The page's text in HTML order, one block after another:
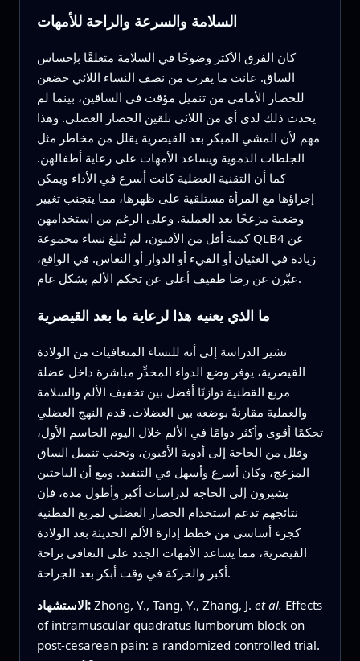
السلامة والسرعة والراحة للأمهات
كان الفرق الأكثر وضوحًا في السلامة متعلقًا بإحساس
الساق. عانت ما يقرب من نصف النساء اللائي خضعن
للحصار الأمامي من تنميل مؤقت في الساقين، بينما لم
يحدث ذلك لدى أي من اللائي تلقين الحصار العضلي. وهذا
مهم لأن المشي المبكر بعد القيصرية يقلل من مخاطر مثل
الجلطات الدموية ويساعد الأمهات على رعاية أطفالهن.
كما أن التقنية العضلية كانت أسرع في الأداء ويمكن
إجراؤها مع المرأة مستلقية على ظهرها، مما يتجنب تغيير
وضعية مزعجًا بعد العملية. وعلى الرغم من استخدامهن
كمية أقل من الأفيون، لم تُبلغ نساء مجموعة QLB4 عن
زيادة في الغثيان أو القيء أو الدوار أو النعاس. في الواقع،
عبّرن عن رضا طفيف أعلى عن تحكم الألم بشكل عام.
ما الذي يعنيه هذا لرعاية ما بعد القيصرية
تشير الدراسة إلى أنه للنساء المتعافيات من الولادة
القيصرية، يوفر وضع الدواء المخدِّر مباشرة داخل عضلة
مربع القطنية توازنًا أفضل بين تخفيف الألم والسلامة
والعملية مقارنةً بوضعه بين العضلات. قدم النهج العضلي
تحكمًا أقوى وأكثر دوامًا في الألم خلال اليوم الحاسم الأول،
وقلل من الحاجة إلى أدوية الأفيون، وتجنب تنميل الساق
المزعج، وكان أسرع وأسهل في التنفيذ. ومع أن الباحثين
يشيرون إلى الحاجة لدراسات أكبر وأطول مدة، فإن
نتائجهم تدعم استخدام الحصار العضلي لمربع القطنية
كجزء أساسي من خطط إدارة الألم الحديثة بعد الولادة
القيصرية، مما يساعد الأمهات الجدد على التعافي براحة
أكبر والحركة في وقت أبكر بعد الجراحة.
الاستشهاد: Zhong, Y., Tang, Y., Zhang, J. et al. Effects
of intramuscular quadratus lumborum block on
post-cesarean pain: a randomized controlled trial.